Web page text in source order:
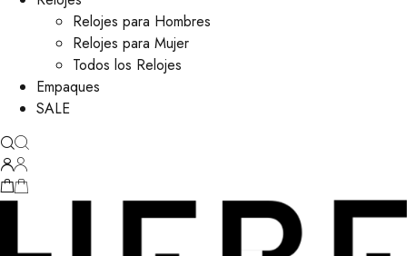
Relojes para Hombres
Relojes para Mujer
Todos los Relojes
Empaques
SALE